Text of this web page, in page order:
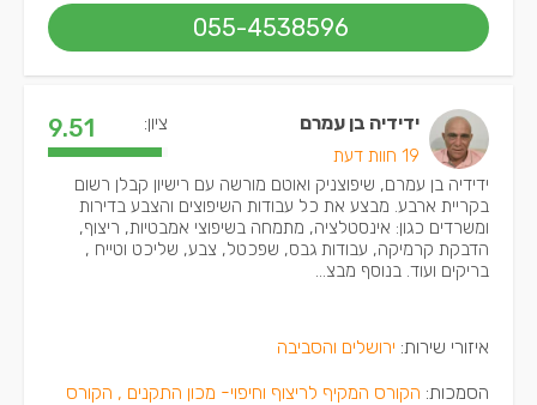
055-4538596
ידידיה בן עמרם
19 חוות דעת
ציון: 9.51
ידידיה בן עמרם, שיפוצניק ואוטם מורשה עם רישיון קבלן רשום
בקריית ארבע. מבצע את כל עבודות השיפוצים והצבע בדירות
ומשרדים כגון: אינסטלציה, מתמחה בשיפוצי אמבטיות, ריצוף,
הדבקת קרמיקה, עבודות גבס, שפכטל, צבע, שליכט וטייח ,
בריקים ועוד. בנוסף מבצ...
איזורי שירות: ירושלים והסביבה
הסמכות: הקורס המקיף לריצוף וחיפוי- מכון התקנים , הקורס